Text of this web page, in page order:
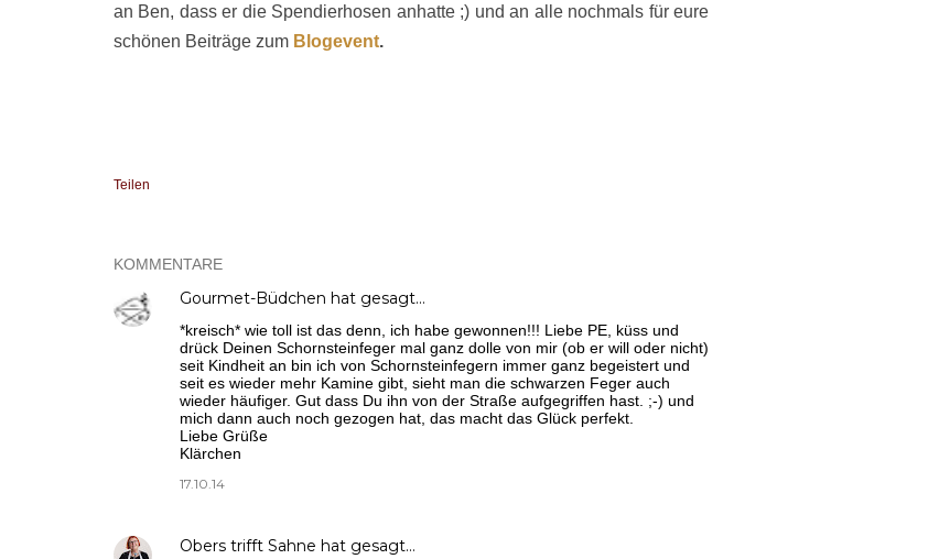
an Ben, dass er die Spendierhosen anhatte ;) und an alle nochmals für eure
schönen Beiträge zum Blogevent.
Teilen
KOMMENTARE
Gourmet-Büdchen hat gesagt…
*kreisch* wie toll ist das denn, ich habe gewonnen!!! Liebe PE, küss und
drück Deinen Schornsteinfeger mal ganz dolle von mir (ob er will oder nicht)
seit Kindheit an bin ich von Schornsteinfegern immer ganz begeistert und
seit es wieder mehr Kamine gibt, sieht man die schwarzen Feger auch
wieder häufiger. Gut dass Du ihn von der Straße aufgegriffen hast. ;-) und
mich dann auch noch gezogen hat, das macht das Glück perfekt.
Liebe Grüße
Klärchen
17.10.14
Obers trifft Sahne hat gesagt…